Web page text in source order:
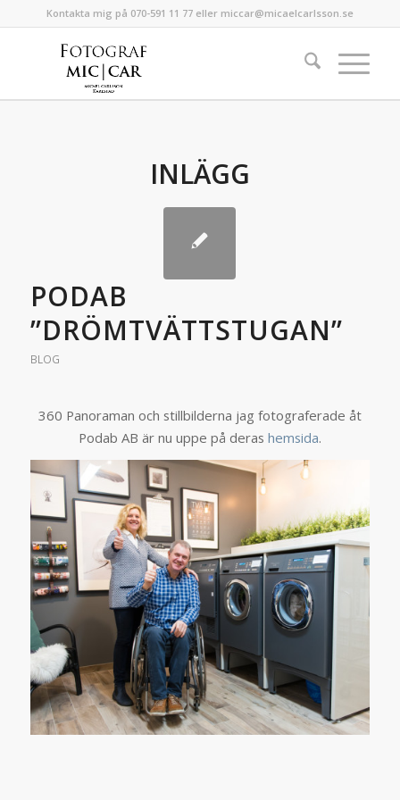
Kontakta mig på 070-591 11 77 eller miccar@micaelcarlsson.se
INLÄGG
PODAB
”DRÖMTVÄTTSTUGAN”
BLOG
360 Panoraman och stillbilderna jag fotograferade åt
Podab AB är nu uppe på deras hemsida.